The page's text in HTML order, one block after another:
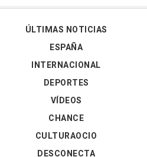
ÚLTIMAS NOTICIAS
ESPAÑA
INTERNACIONAL
DEPORTES
VÍDEOS
CHANCE
CULTURAOCIO
DESCONECTA